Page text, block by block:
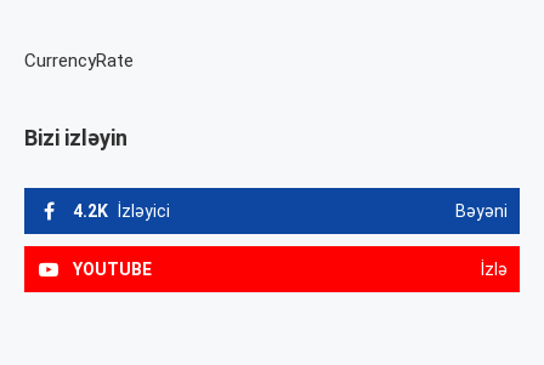
CurrencyRate
Bizi izləyin
4.2K İzləyici Bəyəni
YOUTUBE İzlə